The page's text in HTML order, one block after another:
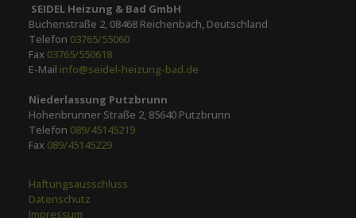
SEIDEL Heizung & Bad GmbH
Buchenstraße 2, 08468 Reichenbach, Deutschland
Telefon 03765/55060
Fax 03765/550618
E-Mail info@seidel-heizung-bad.de
Niederlassung Putzbrunn
Hohenbrunner Straße 2, 85640 Putzbrunn
Telefon 089/45145219
Fax 089/45145229
Haftungsausschluss
Datenschutz
Impressum